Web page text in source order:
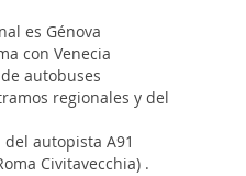
es Génova
con Venecia
autobuses
regionales y del
autopista A91
Civitavecchia) .